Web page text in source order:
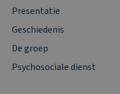
Presentatie
Geschiedenis
De groep
Psychosociale dienst